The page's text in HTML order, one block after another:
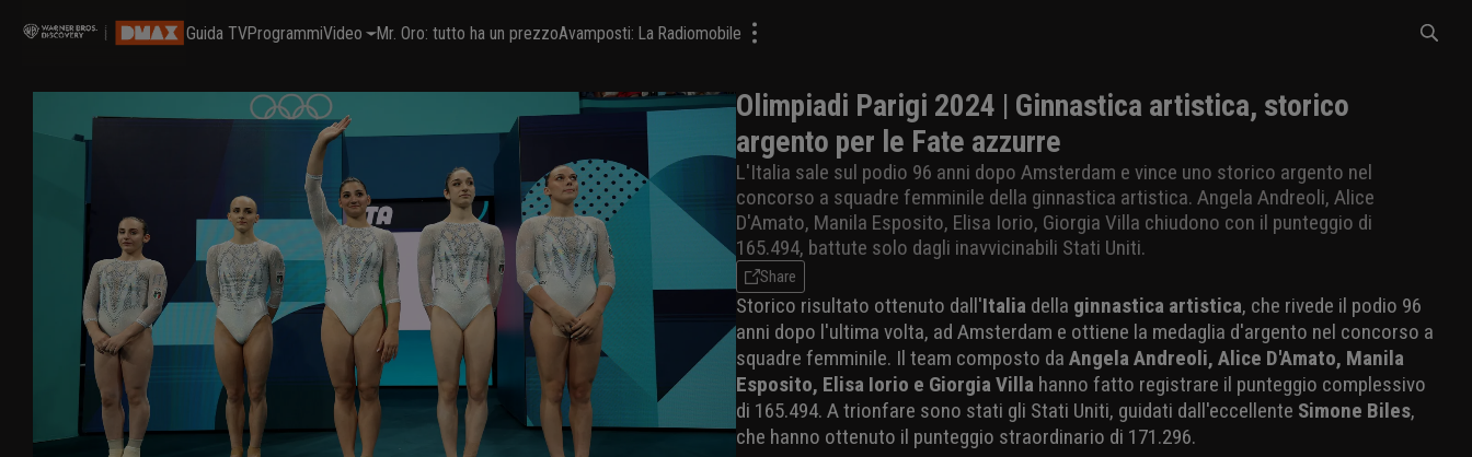
Guida TVProgrammiVideo Mr. Oro: tutto ha un prezzoAvamposti: La Radiomobile
Olimpiadi Parigi 2024 | Ginnastica artistica, storico
argento per le Fate azzurre
L'Italia sale sul podio 96 anni dopo Amsterdam e vince uno storico argento nel
concorso a squadre femminile della ginnastica artistica. Angela Andreoli, Alice
D'Amato, Manila Esposito, Elisa Iorio, Giorgia Villa chiudono con il punteggio di
165.494, battute solo dagli inavvicinabili Stati Uniti.
Share
Storico risultato ottenuto dall'Italia della ginnastica artistica, che rivede il podio 96
anni dopo l'ultima volta, ad Amsterdam e ottiene la medaglia d'argento nel concorso a
squadre femminile. Il team composto da Angela Andreoli, Alice D'Amato, Manila
Esposito, Elisa Iorio e Giorgia Villa hanno fatto registrare il punteggio complessivo
di 165.494. A trionfare sono stati gli Stati Uniti, guidati dall'eccellente Simone Biles,
che hanno ottenuto il punteggio straordinario di 171.296.